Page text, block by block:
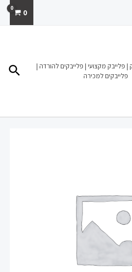
0
| פלייבק מקצועי | פלייבקים להורדה |
פלייבקים למכירה